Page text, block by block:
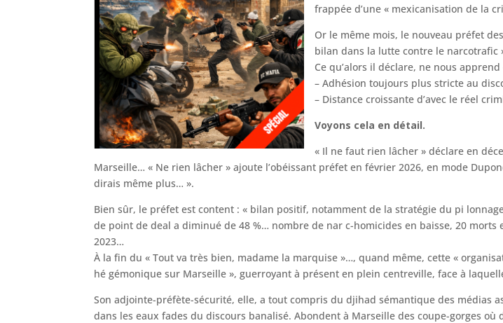
frappée d’une « mexicanisation de la
Or le même mois, le nouveau préfet
bilan dans la lutte contre le narcotrafic
Ce qu’alors il déclare, ne nous
– Adhésion toujours plus stricte au
– Distance croissante d’avec le réel
Voyons cela en détail.
« Il ne faut rien lâcher » déclare en
Marseille… « Ne rien lâcher » ajoute l’obéissant préfet en février 2026, en mode
dirais même plus… ».
Bien sûr, le préfet est content : « bilan positif, notamment de la stratégie du pi
de point de deal a diminué de 48 %… nombre de nar c-homicides en baisse, 20 morts
2023…
À la fin du « Tout va très bien, madame la marquise »…, quand même, cette «
hé gémonique sur Marseille », guerroyant à présent en plein centreville, face à
Son adjointe-préfète-sécurité, elle, a tout compris du djihad sémantique des médias
dans les eaux fades du discours banalisé. Abondent à Marseille des coupe-gorges où